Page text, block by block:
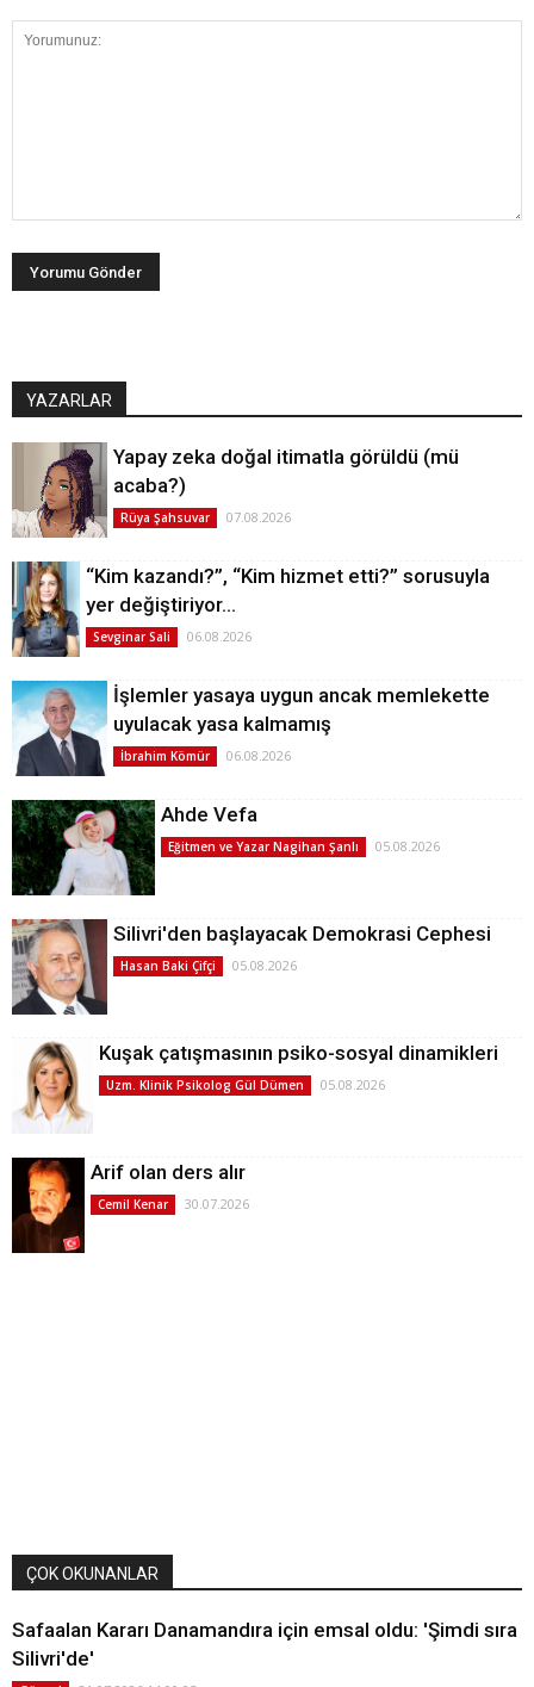
YAZARLAR
Yapay zeka doğal itimatla görüldü (mü
acaba?)
Rüya Şahsuvar 07.08.2026
“Kim kazandı?”, “Kim hizmet etti?” sorusuyla
yer değiştiriyor…
Sevginar Sali 06.08.2026
İşlemler yasaya uygun ancak memlekette
uyulacak yasa kalmamış
İbrahim Kömür 06.08.2026
Ahde Vefa
Eğitmen ve Yazar Nagihan Şanlı 05.08.2026
Silivri'den başlayacak Demokrasi Cephesi
Hasan Baki Çifçi 05.08.2026
Kuşak çatışmasının psiko-sosyal dinamikleri
Uzm. Klinik Psikolog Gül Dümen 05.08.2026
Arif olan ders alır
Cemil Kenar 30.07.2026
ÇOK OKUNANLAR
Safaalan Kararı Danamandıra için emsal oldu: 'Şimdi sıra
Silivri'de'